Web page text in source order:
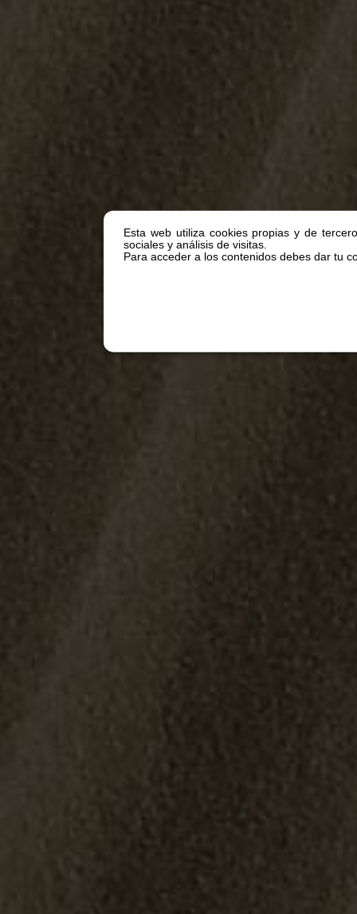
Esta web utiliza cookies propias y de
sociales y análisis de visitas.
Para acceder a los contenidos debes dar tu